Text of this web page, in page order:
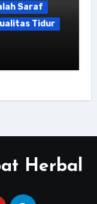
Saraf
Tidur
Herbal